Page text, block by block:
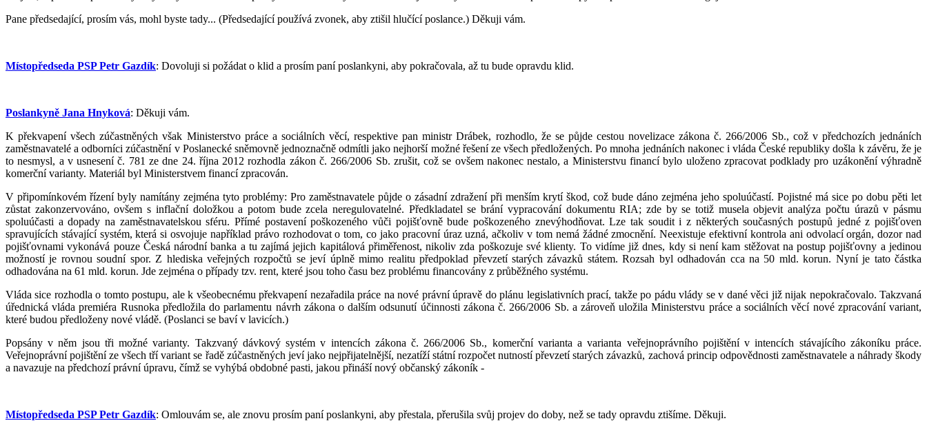
Pane předsedající, prosím vás, mohl byste tady... (Předsedající používá zvonek, aby ztišil hlučící poslance.) Děkuji vám.
Místopředseda PSP Petr Gazdík: Dovoluji si požádat o klid a prosím paní poslankyni, aby pokračovala, až tu bude opravdu klid.
Poslankyně Jana Hnyková: Děkuji vám.
K překvapení všech zúčastněných však Ministerstvo práce a sociálních věcí, respektive pan ministr Drábek, rozhodlo, že se půjde cestou novelizace zákona č. 266/2006 Sb., což v předchozích jednáních
zaměstnavatelé a odborníci zúčastnění v Poslanecké sněmovně jednoznačně odmítli jako nejhorší možné řešení ze všech předložených. Po mnoha jednáních nakonec i vláda České republiky došla k závěru, že je
to nesmysl, a v usnesení č. 781 ze dne 24. října 2012 rozhodla zákon č. 266/2006 Sb. zrušit, což se ovšem nakonec nestalo, a Ministerstvu financí bylo uloženo zpracovat podklady pro uzákonění výhradně
komerční varianty. Materiál byl Ministerstvem financí zpracován.
V připomínkovém řízení byly namítány zejména tyto problémy: Pro zaměstnavatele půjde o zásadní zdražení při menším krytí škod, což bude dáno zejména jeho spoluúčastí. Pojistné má sice po dobu pěti let
zůstat zakonzervováno, ovšem s inflační doložkou a potom bude zcela neregulovatelné. Předkladatel se brání vypracování dokumentu RIA; zde by se totiž musela objevit analýza počtu úrazů v pásmu
spoluúčasti a dopady na zaměstnavatelskou sféru. Přímé postavení poškozeného vůči pojišťovně bude poškozeného znevýhodňovat. Lze tak soudit i z některých současných postupů jedné z pojišťoven
spravujících stávající systém, která si osvojuje například právo rozhodovat o tom, co jako pracovní úraz uzná, ačkoliv v tom nemá žádné zmocnění. Neexistuje efektivní kontrola ani odvolací orgán, dozor nad
pojišťovnami vykonává pouze Česká národní banka a tu zajímá jejich kapitálová přiměřenost, nikoliv zda poškozuje své klienty. To vidíme již dnes, kdy si není kam stěžovat na postup pojišťovny a jedinou
možností je rovnou soudní spor. Z hlediska veřejných rozpočtů se jeví úplně mimo realitu předpoklad převzetí starých závazků státem. Rozsah byl odhadován cca na 50 mld. korun. Nyní je tato částka
odhadována na 61 mld. korun. Jde zejména o případy tzv. rent, které jsou toho času bez problému financovány z průběžného systému.
Vláda sice rozhodla o tomto postupu, ale k všeobecnému překvapení nezařadila práce na nové právní úpravě do plánu legislativních prací, takže po pádu vlády se v dané věci již nijak nepokračovalo. Takzvaná
úřednická vláda premiéra Rusnoka předložila do parlamentu návrh zákona o dalším odsunutí účinnosti zákona č. 266/2006 Sb. a zároveň uložila Ministerstvu práce a sociálních věcí nové zpracování variant,
které budou předloženy nové vládě. (Poslanci se baví v lavicích.)
Popsány v něm jsou tři možné varianty. Takzvaný dávkový systém v intencích zákona č. 266/2006 Sb., komerční varianta a varianta veřejnoprávního pojištění v intencích stávajícího zákoníku práce.
Veřejnoprávní pojištění ze všech tří variant se řadě zúčastněných jeví jako nejpřijatelnější, nezatíží státní rozpočet nutností převzetí starých závazků, zachová princip odpovědnosti zaměstnavatele a náhrady škody
a navazuje na předchozí právní úpravu, čímž se vyhýbá obdobné pasti, jakou přináší nový občanský zákoník -
Místopředseda PSP Petr Gazdík: Omlouvám se, ale znovu prosím paní poslankyni, aby přestala, přerušila svůj projev do doby, než se tady opravdu ztišíme. Děkuji.